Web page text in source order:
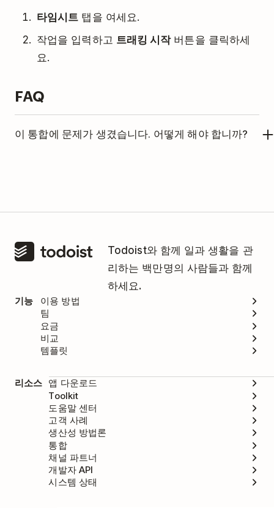
타임시트 탭을 여세요.
작업을 입력하고 트래킹 시작버튼을 클릭하세
요.
FAQ
이 통합에 문제가 생겼습니다. 어떻게 해야 합니까?
Todoist와 함께 일과 생활을 관
리하는 백만명의 사람들과 함께
하세요.
기능
이용 방법
팀
요금
비교
템플릿
리소스 앱 다운로드
Toolkit
도움말 센터
고객 사례
생산성 방법론
통합
채널 파트너
개발자 API
시스템 상태